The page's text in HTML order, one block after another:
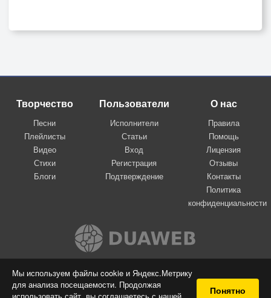
Мы используем файлы cookie и Яндекс.Метрику
для анализа посещаемости. Продолжая
Понятно
Творчество
Песни
Плейлисты
Видео
Стихи
Блоги
Пользователи
Исполнители
Статьи
Вход
Регистрация
Подтверждение
О нас
Правила
Помощь
Лицензия
Отзывы
Контакты
Политика
конфиденциальности
Вконтакте
© 2009-2026 Я-пою